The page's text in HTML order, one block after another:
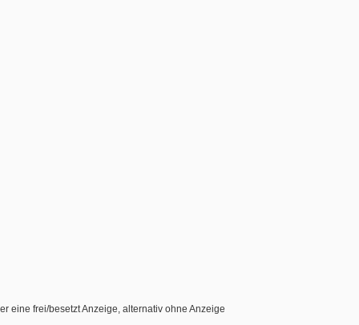
eine frei/besetzt Anzeige, alternativ ohne Anzeige